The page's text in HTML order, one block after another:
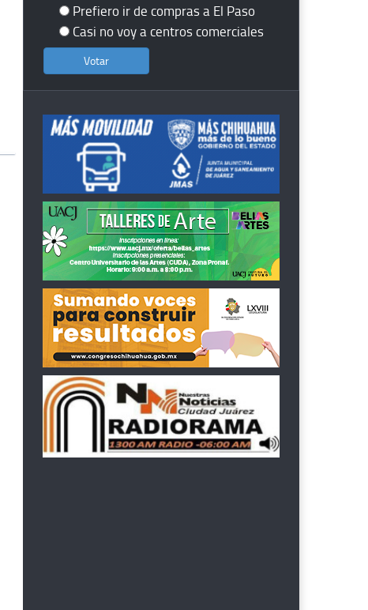
Prefiero ir de compras a El Paso
Casi no voy a centros comerciales